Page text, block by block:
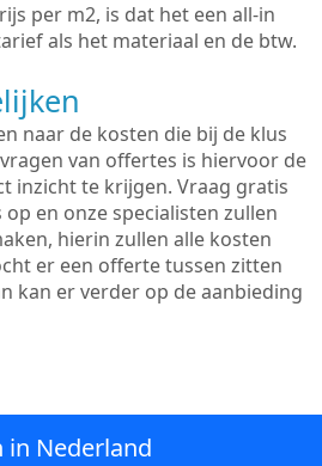
per m2, is dat het een all-in
als het materiaal en de btw.
naar de kosten die bij de klus
van offertes is hiervoor de
inzicht te krijgen. Vraag gratis
en onze specialisten zullen
hierin zullen alle kosten
er een offerte tussen zitten
kan er verder op de aanbieding
in Nederland